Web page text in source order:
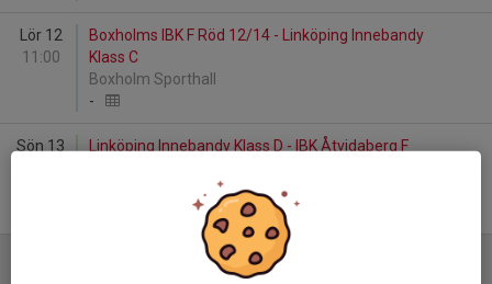
Lör 12
11:00
Boxholms IBK F Röd 12/14 - Linköping Innebandy
Klass C
Boxholm Sporthall
-
Sön 13
Linköping Innebandy Klass D - IBK Åtvidaberg F